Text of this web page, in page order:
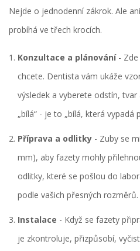
Nejde o jednodenní zákrok. Ale
probíhá ve třech krocích.
Konzultace a plánování- Zde
chcete. Dentista vám ukáže
výsledek a vyberete odstín,
„bílá“ - je to „bílá, která vypadá
Příprava a odlitky - Zuby se
mm), aby fazety mohly
odlitky, které se pošlou do
podle vašich přesných
Instalace - Když se fazety
je zkontroluje, přizpůsobí,